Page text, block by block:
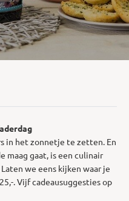
in het zonnetje te zetten. En
maag gaat, is een culinair
we eens kijken waar je
. Vijf cadeausuggesties op